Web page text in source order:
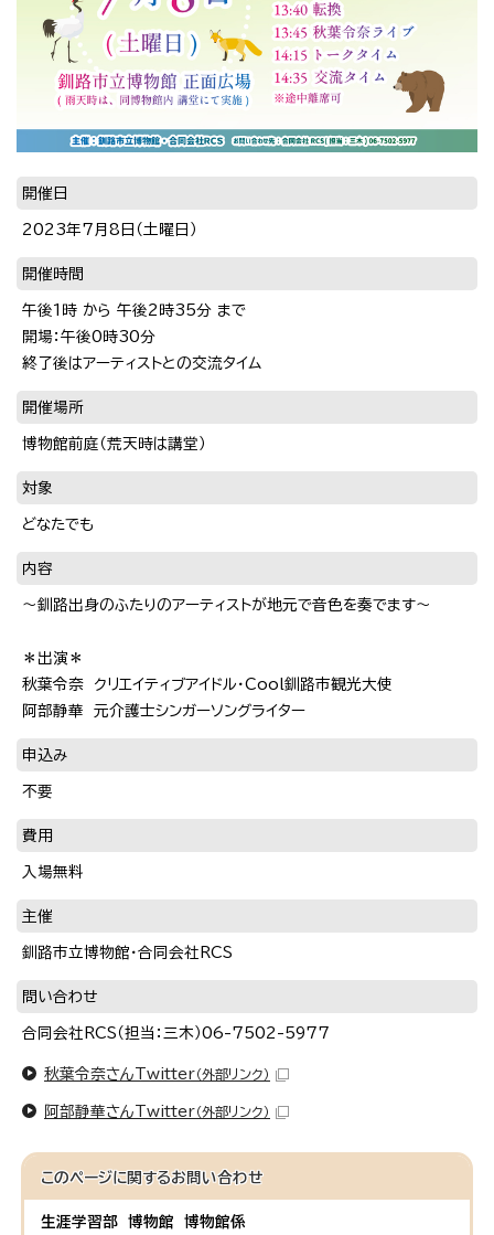
開催日
2023年7月8日（土曜日）
開催時間
午後1時 から 午後2時35分 まで
開場：午後0時30分
終了後はアーティストとの交流タイム
開催場所
博物館前庭（荒天時は講堂）
対象
どなたでも
内容
〜釧路出身のふたりのアーティストが地元で音色を奏でます〜
＊出演＊
秋葉令奈 クリエイティブアイドル・Cool釧路市観光大使
阿部静華 元介護士シンガーソングライター
申込み
不要
費用
入場無料
主催
釧路市立博物館・合同会社RCS
問い合わせ
合同会社RCS（担当：三木）06-7502-5977
秋葉令奈さんTwitter（外部リンク）
阿部静華さんTwitter（外部リンク）
このページに関するお問い合わせ
生涯学習部 博物館 博物館係